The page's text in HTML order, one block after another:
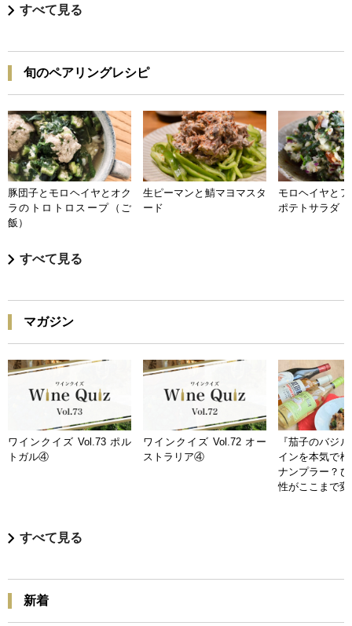
すべて見る
旬のペアリングレシピ
豚団子とモロヘイヤとオク
ラのトロトロスープ（ご
飯）
生ピーマンと鯖マヨマスタ
ード
モロヘイヤと
ポテトサラダ
すべて見る
マガジン
ワインクイズ Vol.73 ポル
トガル④
ワインクイズ Vol.72 オー
ストラリア④
『茄子のバジ
インを本気で
ナンプラー？
性がここまで
すべて見る
新着